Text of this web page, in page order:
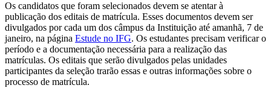
Os candidatos que foram selecionados devem se atentar à
publicação dos editais de matrícula. Esses documentos devem ser
divulgados por cada um dos câmpus da Instituição até amanhã, 7 de
janeiro, na página Estude no IFG. Os estudantes precisam verificar o
período e a documentação necessária para a realização das
matrículas. Os editais que serão divulgados pelas unidades
participantes da seleção trarão essas e outras informações sobre o
processo de matrícula.